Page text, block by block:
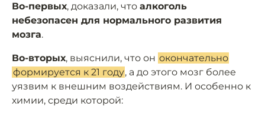
Во-первых, доказали, что алкоголь
небезопасен для нормального развития
мозга.
Во-вторых, выяснили, что он окончательно
формируется к 21 году, а до этого мозг более
уязвим к внешним воздействиям. И особенно к
химии, среди которой: